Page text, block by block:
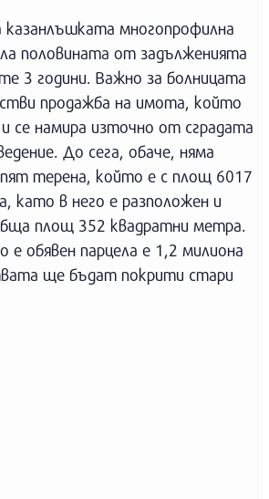
казанлъшката многопрофилна
половината от задълженията
3 години. Важно за болницата
продажба на имота, който
се намира източно от сградата
До сега, обаче, няма
терена, който е с площ 6017
като в него е разположен и
площ 352 квадратни метра.
е обявен парцела е 1,2 милиона
ще бъдат покрити стари